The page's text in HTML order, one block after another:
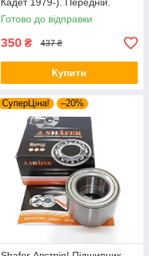
VKBA3256 , R153.14 ,
713644160
Готово до відправки
350 ₴ 437 ₴
Купити
СуперЦіна! –20%